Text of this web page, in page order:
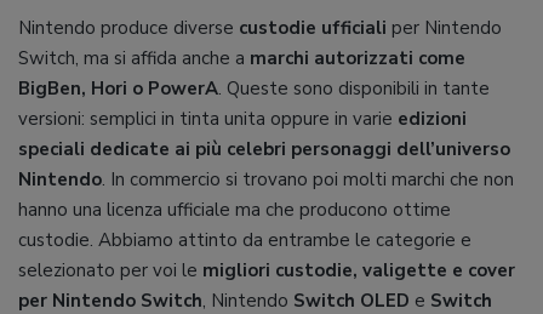
Nintendo produce diverse custodie ufficiali per Nintendo
Switch, ma si affida anche a marchi autorizzati come
BigBen, Hori o PowerA. Queste sono disponibili in tante
versioni: semplici in tinta unita oppure in varie edizioni
speciali dedicate ai più celebri personaggi dell’universo
Nintendo. In commercio si trovano poi molti marchi che non
hanno una licenza ufficiale ma che producono ottime
custodie. Abbiamo attinto da entrambe le categorie e
selezionato per voi le migliori custodie, valigette e cover
per Nintendo Switch, Nintendo Switch OLED e Switch